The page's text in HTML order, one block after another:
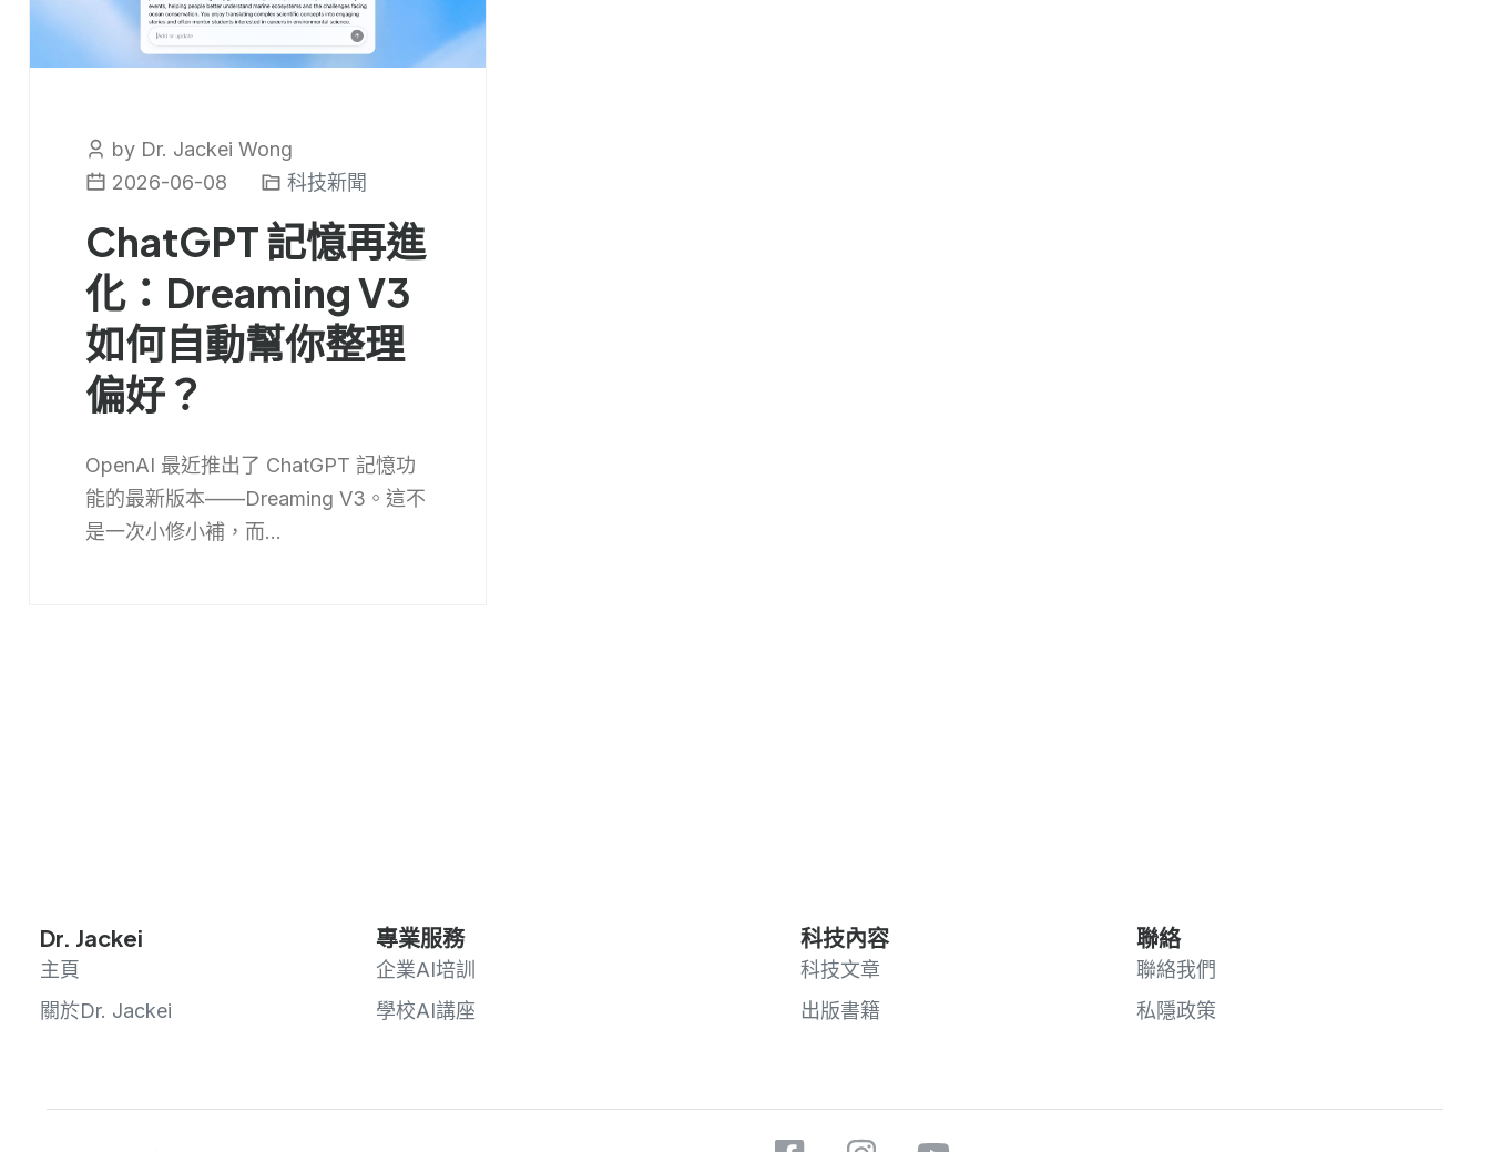
by Dr. Jackei Wong
2026-06-08
科技新聞
ChatGPT 記憶再進
化：Dreaming V3
如何自動幫你整理
偏好？
OpenAI 最近推出了 ChatGPT 記憶功
能的最新版本——Dreaming V3。這不
是一次小修小補，而...
Dr. Jackei
主頁
關於Dr. Jackei
專業服務
企業AI培訓
學校AI講座
科技內容
科技文章
出版書籍
聯絡
聯絡我們
私隱政策